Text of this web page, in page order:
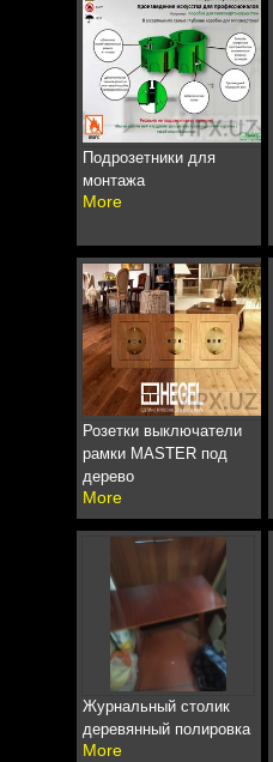
Подрозетники для
монтажа
More
Розетки выключатели
рамки MASTER под
дерево
More
Журнальный столик
деревянный полировка
More